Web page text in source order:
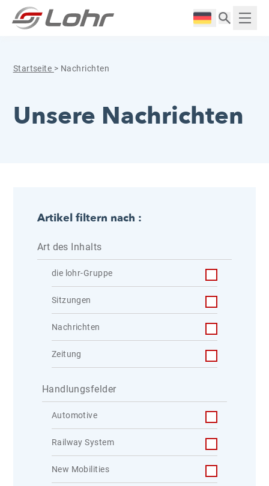
Zum Inhalt springen
Langue :
Startseite > Nachrichten
Unsere Nachrichten
Artikel filtern nach :
Art des Inhalts
die lohr-Gruppe
Sitzungen
Nachrichten
Zeitung
Handlungsfelder
Automotive
Railway System
New Mobilities
Cookie-Einstellungen